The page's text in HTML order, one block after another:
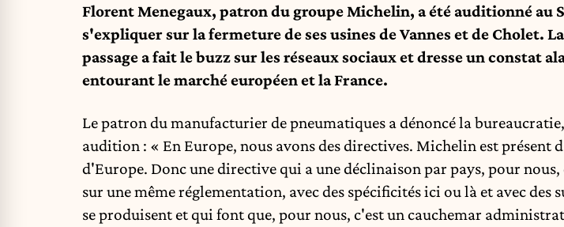
Florent Menegaux, patron du groupe Michelin, a été auditionné au
s'expliquer sur la fermeture de ses usines de Vannes et de Cholet. La
passagea fait le buzz sur les réseaux sociaux et dresse un constat
entourant le marché européen et la France.
Le patron du manufacturier de pneumatiques a dénoncé la
audition : « En Europe, nous avons des directives. Michelin est présent
d'Europe. Donc une directive qui a une déclinaison par pays, pour
sur une même réglementation, avec des spécificités ici ou là et avec des
se produisent et qui font que, pour nous, c'est un cauchemar